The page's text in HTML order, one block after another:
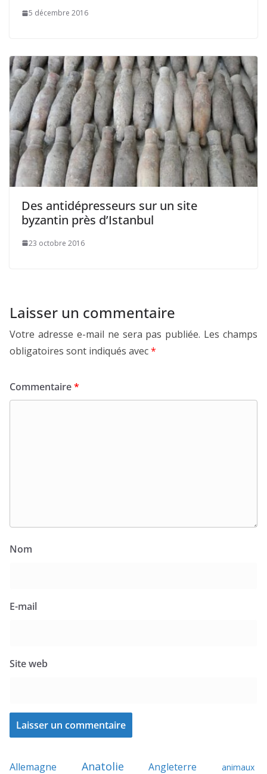
5 décembre 2016
Des antidépresseurs sur un site
byzantin près d’Istanbul
23 octobre 2016
Laisser un commentaire
Votre adresse e-mail ne sera pas publiée. Les champs
obligatoires sont indiqués avec*
Commentaire*
Nom
E-mail
Site web
Allemagne Anatolie Angleterre animaux